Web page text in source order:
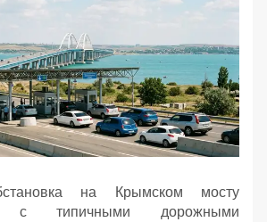
на Крымском мосту
с типичными дорожными